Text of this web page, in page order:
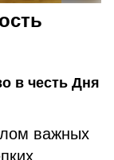
в честь Дня
важных